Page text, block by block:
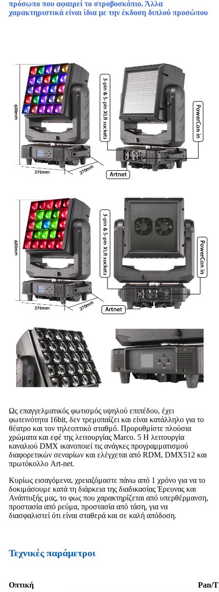
πρόσωπο που αφαιρεί το στροβοσκόπιο. Άλλα
χαρακτηριστικά είναι ίδια με την έκδοση διπλού προσώπου
Ως επαγγελματικός φωτισμός υψηλού επιπέδου, έχει
φωτεινότητα 16bit, δεν τρεμοπαίζει και είναι κατάλληλο για το
θέατρο και τον τηλεοπτικό σταθμό. Προρυθμίστε πλούσια
χρώματα και εφέ της λειτουργίας Marco. 5 Η λειτουργία
καναλιού DMX ικανοποιεί τις ανάγκες προγραμματισμού
διαφορετικών σεναρίων και ελέγχεται από RDM, DMX512 και
πρωτόκολλο Art-net.
Κυρίως εισαγόμενα, χρειαζόμαστε πάνω από 1 χρόνο για να το
δοκιμάσουμε κατά τη διάρκεια της διαδικασίας Έρευνας και
Ανάπτυξής μας, το φως που χαρακτηρίζεται από υπερθέρμανση,
προστασία από ρεύμα, προστασία από τάση, για να
διασφαλιστεί ότι είναι σταθερά και σε καλή απόδοση.
Τεχνικές παράμετροι
Οπτική Pan/